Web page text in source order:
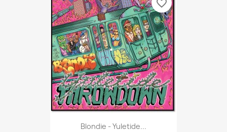
Blondie - Yuletide...
favorite_border